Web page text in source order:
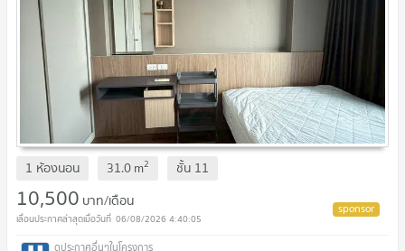
1 ห้องนอน 31.0m2 ชั้น 11
10,500 บาท/เดือน
06/08/2026 4:40:05